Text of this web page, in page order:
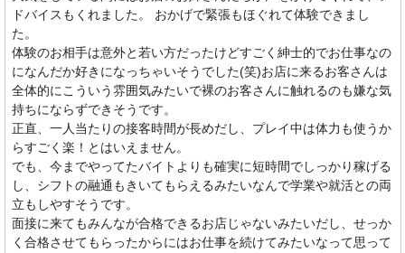
ドバイスもくれました。 おかげで緊張もほぐれて体験できまし
た。
体験のお相手は意外と若い方だったけどすごく紳士的でお仕事なの
になんだか好きになっちゃいそうでした(笑)お店に来るお客さんは
全体的にこういう雰囲気みたいで裸のお客さんに触れるのも嫌な気
持ちにならずできそうです。
正直、一人当たりの接客時間が長めだし、プレイ中は体力も使うか
らすごく楽！とはいえません。
でも、今までやってたバイトよりも確実に短時間でしっかり稼げる
し、シフトの融通もきいてもらえるみたいなんで学業や就活との両
立もしやすそうです。
面接に来てもみんなが合格できるお店じゃないみたいだし、せっか
く合格させてもらったからにはお仕事を続けてみたいなって思って